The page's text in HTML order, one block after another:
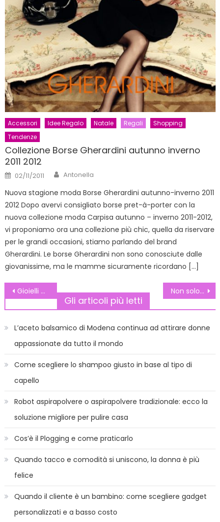
Accessori Idee Regalo Natale Regali
Shopping
Tendenze
Collezione Borse Gherardini autunno inverno
2011 2012
Posted
on
02/11/2011 Author
Antonella
Nuova stagione moda Borse Gherardini autunno-inverno 2011
2012 Dopo avervi consigliato borse pret-à-porter con la
nuova collezione moda Carpisa autunno – inverno 2011-2012,
vi proponiamo ora una collezione più chic, quella da riservare
per le grandi occasioni, stiamo parlando del brand
Gherardini. Le borse Gherardini non sono conosciute dalle
giovanissime, ma le mamme sicuramente ricordano […]
Navigazione
articoli
Gioielli personalizzabili: scopri le proposte di Rerum Gioielli Non solo pronto-moda: sul web arrivano grandi player delle griffe del lusso
Gli articoli più letti
L’aceto balsamico di Modena continua ad attirare donne
appassionate da tutto il mondo
Come scegliere lo shampoo giusto in base al tipo di
capello
Robot aspirapolvere o aspirapolvere tradizionale: ecco la
soluzione migliore per pulire casa
Cos’è il Plogging e come praticarlo
Quando tacco e comodità si uniscono, la donna è più
felice
Quando il cliente è un bambino: come scegliere gadget
personalizzati e a basso costo